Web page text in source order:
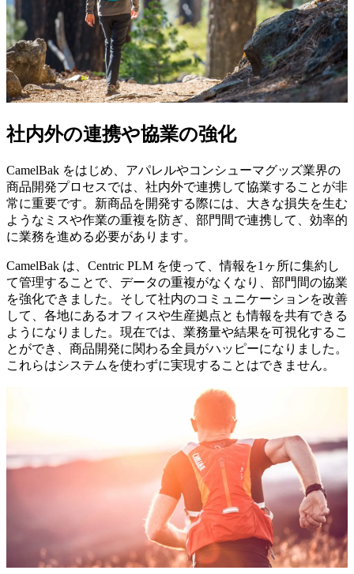
社内外の連携や協業の強化
CamelBak をはじめ、アパレルやコンシューマグッズ業界の
商品開発プロセスでは、社内外で連携して協業することが非
常に重要です。新商品を開発する際には、大きな損失を生む
ようなミスや作業の重複を防ぎ、部門間で連携して、効率的
に業務を進める必要があります。
CamelBak は、Centric PLM を使って、情報を1ヶ所に集約し
て管理することで、データの重複がなくなり、部門間の協業
を強化できました。そして社内のコミュニケーションを改善
して、各地にあるオフィスや生産拠点とも情報を共有できる
ようになりました。現在では、業務量や結果を可視化するこ
とができ、商品開発に関わる全員がハッピーになりました。
これらはシステムを使わずに実現することはできません。